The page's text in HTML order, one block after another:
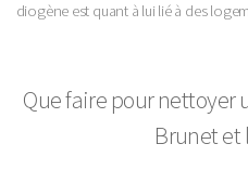
diogène est quant à lui lié à des
Que faire pour nettoyer
Brunet et